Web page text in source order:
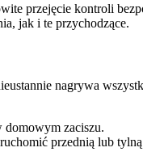
przejęcie kontroli
jak i te przychodzące.
nagrywa
domowym zaciszu.
przednią lub